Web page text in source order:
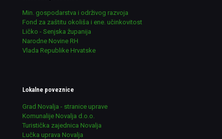
Min. gospodarstva i održivog razvoja
Fond za zaštitu okoliša i ene. učinkovitost
Ličko - Senjska županija
Narodne Novine RH
Vlada Republike Hrvatske
Lokalne poveznice
Grad Novalja - stranice uprave
Komunalije Novalja d.o.o.
Turistička zajednica Novalja
Lučka uprava Novalja